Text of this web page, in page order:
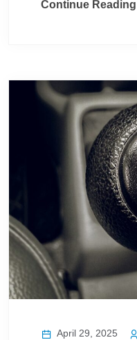
Continue Reading
April 29, 2025